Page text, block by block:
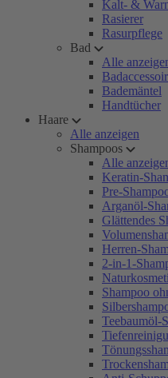
Kalt- &
Rasierer
Rasurpflege
Bad
Alle
Bademäntel
Handtücher
Haare
Alle anzeigen
Shampoos
Alle
Keratin-
Pre-
Arganöl-
Glättendes
Herren-
2-in-1-
Shampoo
Teebaumöl-